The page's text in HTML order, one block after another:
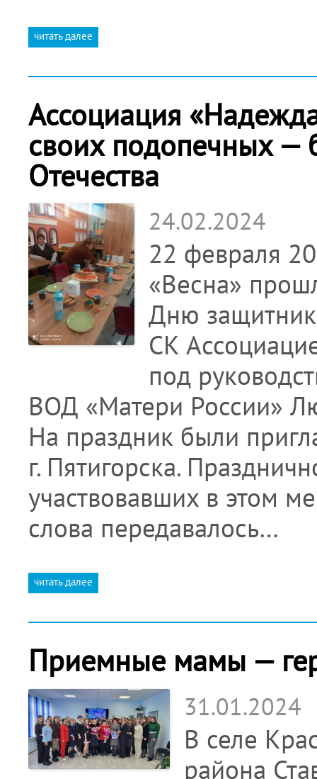
читать далее
Ассоциация
своих подопечных —
Отечества
24.02.2024
22 февраля
«Весна»
Дню
СК
под
ВОД «Матери России»
На праздник были
г. Пятигорска.
участвовавших в этом
слова передавалось…
читать далее
Приемные мамы —
31.01.2024
В селе
района